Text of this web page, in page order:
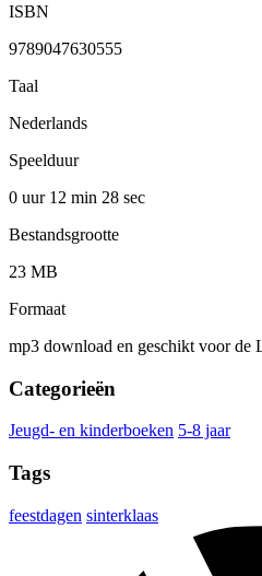
ISBN
9789047630555
Taal
Nederlands
Speelduur
0 uur 12 min 28 sec
Bestandsgrootte
23 MB
Formaat
mp3 download en geschikt voor de
Categorieën
Jeugd- en kinderboeken 5-8 jaar
Tags
feestdagen sinterklaas